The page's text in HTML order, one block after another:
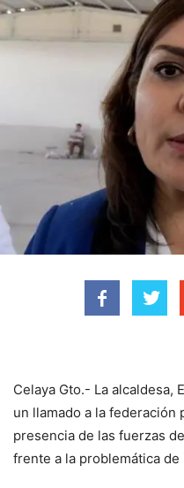
Celaya Gto.- La alcaldesa,
un llamado a la federación
presencia de las fuerzas
frente a la problemática